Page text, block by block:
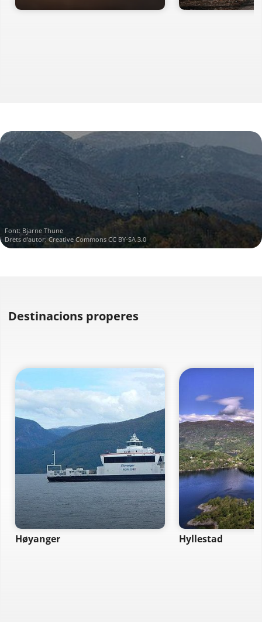
Font: Bjarne Thune
Drets d'autor:Creative Commons CC BY-SA 3.0
Destinacions properes
Høyanger Hyllestad